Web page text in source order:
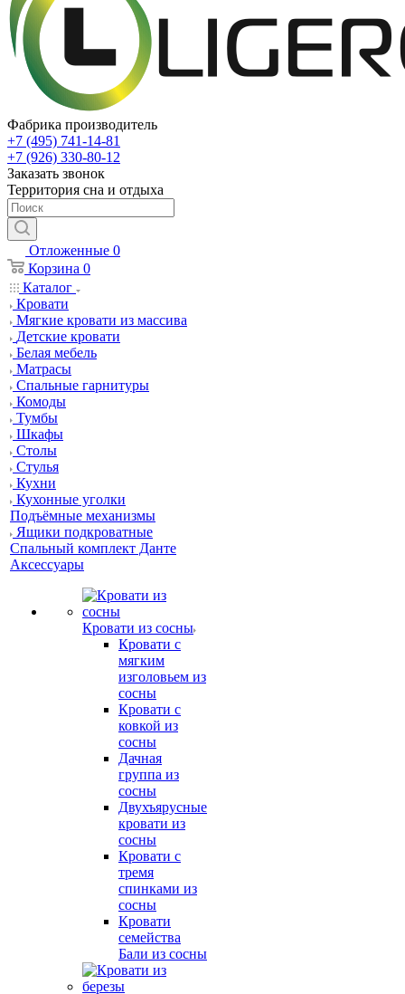
Фабрика производитель
+7 (495) 741-14-81
+7 (926) 330-80-12
Заказать звонок
Территория сна и отдыха
Отложенные 0
Корзина 0
Каталог
Кровати
Мягкие кровати из массива
Детские кровати
Белая мебель
Матрасы
Спальные гарнитуры
Комоды
Тумбы
Шкафы
Столы
Стулья
Кухни
Кухонные уголки
Подъёмные механизмы
Ящики подкроватные
Спальный комплект Данте
Аксессуары
Кровати из сосны
Кровати с
мягким
изголовьем из
сосны
Кровати с
ковкой из
сосны
Дачная
группа из
сосны
Двухъярусные
кровати из
сосны
Кровати с
тремя
спинками из
сосны
Кровати
семейства
Бали из сосны